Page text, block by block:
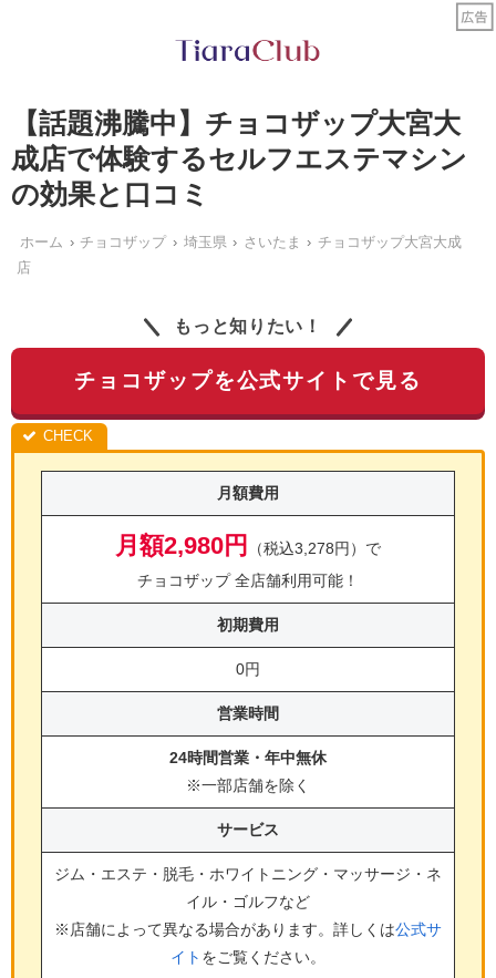
【話題沸騰中】チョコザップ大宮大
成店で体験するセルフエステマシン
の効果と口コミ
ホーム チョコザップ 埼玉県 さいたま
チョコザップ大宮大成
店
もっと知りたい！
チョコザップを公式サイトで見る
月額費用
月額2,980円
（税込3,278円）で
チョコザップ 全店舗利用可能！
初期費用
0円
営業時間
24時間営業・年中無休
※一部店舗を除く
サービス
ジム・エステ・脱毛・ホワイトニング・マッサージ・ネ
イル・ゴルフなど
※店舗によって異なる場合があります。詳しくは公式サ
イト をご覧ください。